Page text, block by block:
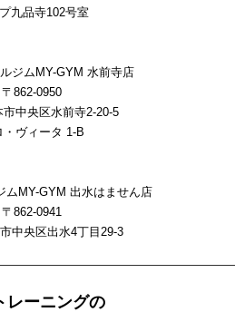
九品寺102号室
ジムMY-GYM 水前寺店
〒862-0950
中央区水前寺2-20-5
・ヴィータ 1-B
ムMY-GYM 出水はません店
〒862-0941
中央区出⽔4丁⽬29-3
レーニングの